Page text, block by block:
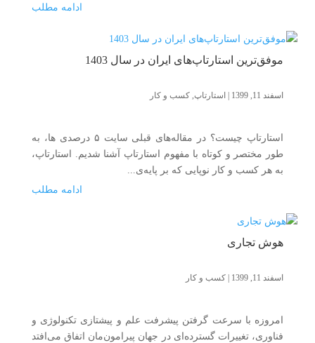
ادامه مطلب
موفق‌ترین استارتاپ‌های ایران در سال 1403
اسفند 11, 1399 استارتاپ, کسب و کار
استارتاپ چیست؟ در مقاله‌های قبلی سایت ۵ درصدی ها، به
طور مختصر و کوتاه با مفهوم استارتاپ آشنا شدیم. استارتاپ،
به هر کسب و کار نوپایی که بر پایه‌ی...
ادامه مطلب
هوش تجاری
اسفند 11, 1399 کسب و کار
امروزه با سرعت گرفتن پیشرفت علم و پیشتازی تکنولوژی و
فناوری، تغییرات گسترده‌ای در جهان پیرامون‌مان اتفاق می‌افتد